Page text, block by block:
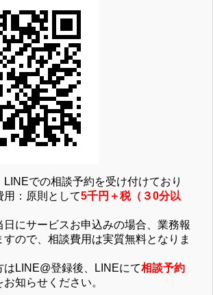
LINEでの相談予約を受け付けており
：原則として5千円＋税（３0分以
にサービスお申込みの場合、業務報
ので、相談費用は実質無料となりま
はLINE@登録後、LINEにて相談予約
お知らせください。